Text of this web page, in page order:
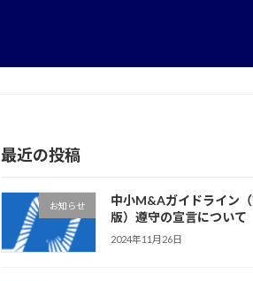
最近の投稿
お知らせ
中小M&Aガイドライン
版）遵守の宣言について
2024年11月26日